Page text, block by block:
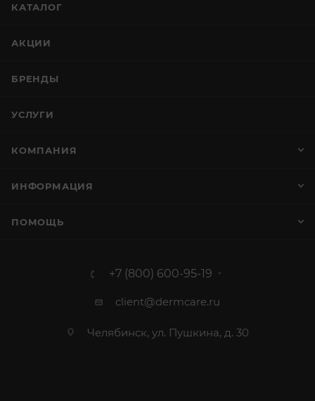
КАТАЛОГ
АКЦИИ
БРЕНДЫ
УСЛУГИ
КОМПАНИЯ
ИНФОРМАЦИЯ
ПОМОЩЬ
+7 (800) 600-95-19
client@dermcare.ru
Челябинск, ул. Пушкина, д. 30